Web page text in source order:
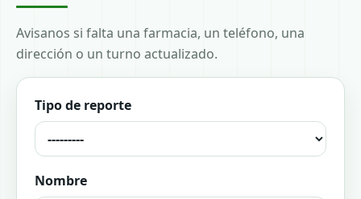
Avisanos si falta una farmacia, un teléfono, una
dirección o un turno actualizado.
Tipo de reporte
Nombre